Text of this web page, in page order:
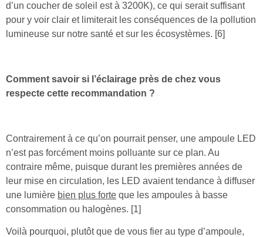
d’un coucher de soleil est à 3200K), ce qui serait suffisant
pour y voir clair et limiterait les conséquences de la pollution
lumineuse sur notre santé et sur les écosystèmes. [6]
Comment savoir si l’éclairage près de chez vous
respecte cette recommandation ?
Contrairement à ce qu’on pourrait penser, une ampoule LED
n’est pas forcément moins polluante sur ce plan. Au
contraire même, puisque durant les premières années de
leur mise en circulation, les LED avaient tendance à diffuser
une lumière bien plus forte que les ampoules à basse
consommation ou halogènes. [1]
Voilà pourquoi, plutôt que de vous fier au type d’ampoule,